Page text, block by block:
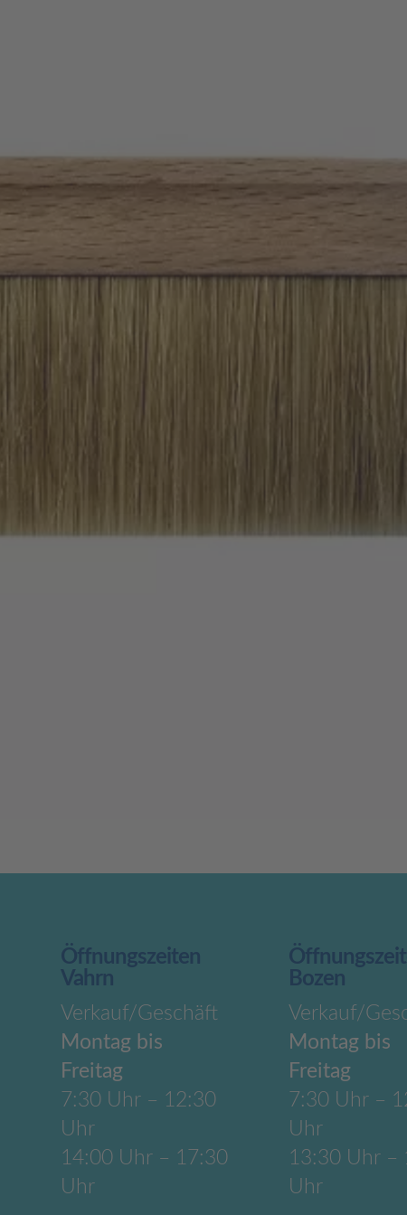
Öffnungszeiten
Vahrn
Verkauf/Geschäft
Montag bis
Freitag
7:30 Uhr – 12:30
Uhr
14:00 Uhr – 17:30
Uhr
Bozen
Verkauf/
Montag bis
Freitag
7:30 Uhr –
Uhr
13:30 Uhr –
Uhr